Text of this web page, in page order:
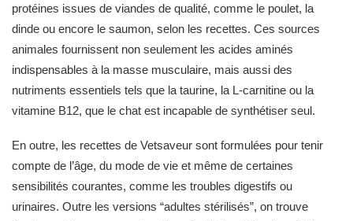
protéines issues de viandes de qualité, comme le poulet, la
dinde ou encore le saumon, selon les recettes. Ces sources
animales fournissent non seulement les acides aminés
indispensables à la masse musculaire, mais aussi des
nutriments essentiels tels que la taurine, la L-carnitine ou la
vitamine B12, que le chat est incapable de synthétiser seul.
En outre, les recettes de Vetsaveur sont formulées pour tenir
compte de l’âge, du mode de vie et même de certaines
sensibilités courantes, comme les troubles digestifs ou
urinaires. Outre les versions “adultes stérilisés”, on trouve